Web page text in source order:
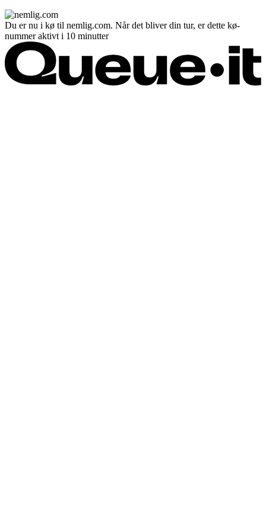
Du er nu i kø til nemlig.com. Når det bliver din tur, er dette kø-
nummer aktivt i 10 minutter